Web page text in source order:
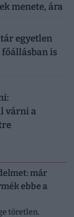
menete, ára
egyetlen
is
várni a
már
ebbe a
töretlen.